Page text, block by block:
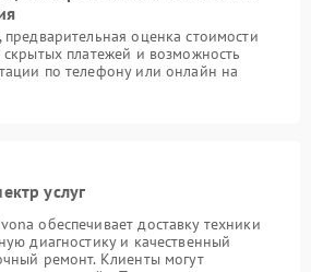
оценка стоимости
скрытых платежей и возможность
по телефону или онлайн на
услуг
обеспечивает доставку техники
диагностику и качественный
ремонт. Клиенты могут